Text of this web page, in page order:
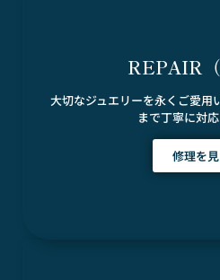
REPAIR（
大切なジュエリーを永くご愛用
まで丁寧に対応
修理を